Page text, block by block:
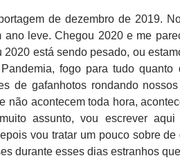
de dezembro de 2019.
ano leve. Chegou 2020 e me
2020 está sendo pesado, ou
fogo para tudo quanto
de gafanhotos rondando
não acontecem toda hora,
assunto, vou escrever
vou tratar um pouco sobre
durante esses dias estranhos